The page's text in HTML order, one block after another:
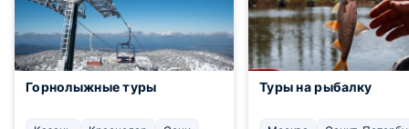
Горнолыжные туры Туры на рыбалку